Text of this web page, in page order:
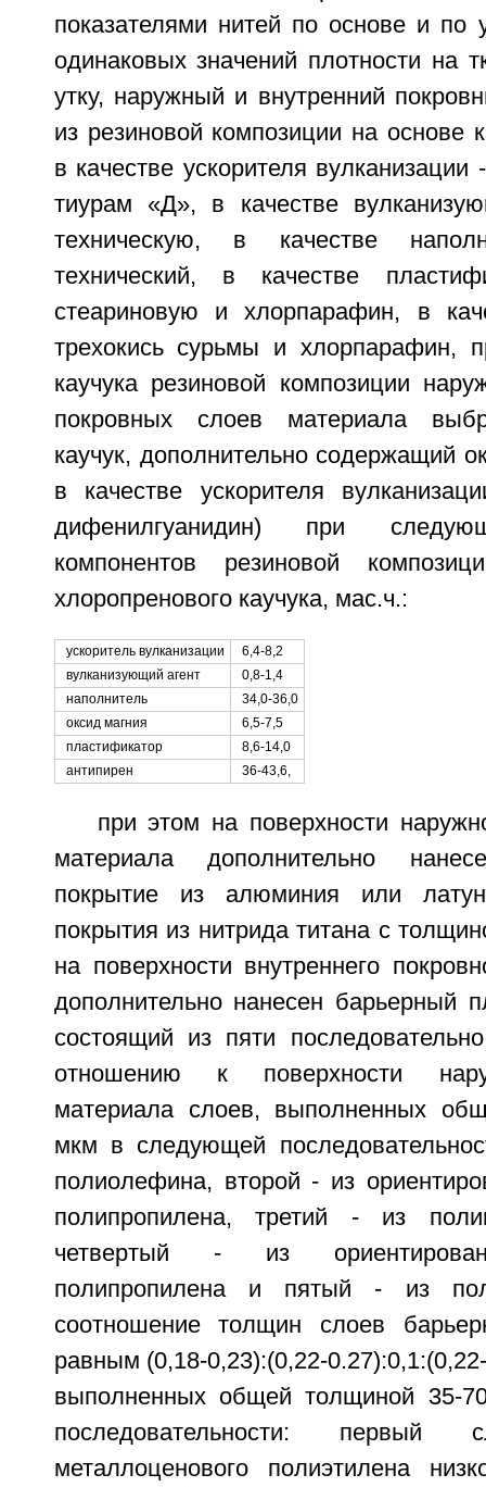
показателями нитей по основе и по
одинаковых значений плотности на
утку, наружный и внутренний
из резиновой композиции на основе
в качестве ускорителя
тиурам «Д», в качестве
техническую, в качестве
технический, в качестве
стеариновую и хлорпарафин, в
трехокись сурьмы и хлорпарафин,
каучука резиновой композиции
покровных слоев материала
каучук, дополнительно содержащий
в качестве ускорителя
дифенилгуанидин) при
компонентов резиновой
хлоропренового каучука, мас.ч.:
ускоритель вулканизации
6,4-8,2
вулканизующий агент
0,8-1,4
наполнитель
34,0-36,0
оксид магния
6,5-7,5
пластификатор
8,6-14,0
антипирен
36-43,6,
при этом на поверхности
материала дополнительно
покрытие из алюминия или
покрытия из нитрида титана с
на поверхности внутреннего
дополнительно нанесен барьерный
состоящий из пяти
отношению к поверхности
материала слоев, выполненных
мкм в следующей
полиолефина, второй - из
полипропилена, третий - из
четвертый - из
полипропилена и пятый - из
соотношение толщин слоев
равным (0,18-0,23):(0,22-
выполненных общей толщиной 35-
последовательности:
металлоценового полиэтилена